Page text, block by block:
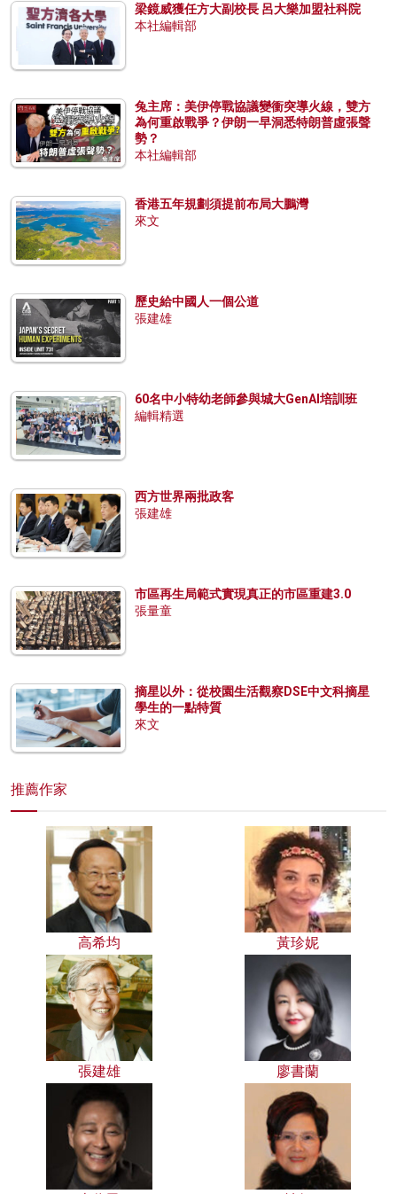
梁鏡威獲任方大副校長 呂大樂加盟社科院
本社編輯部
兔主席：美伊停戰協議變衝突導火線，雙方
為何重啟戰爭？伊朗一早洞悉特朗普虛張聲
勢？
本社編輯部
香港五年規劃須提前布局大鵬灣
來文
歷史給中國人一個公道
張建雄
60名中小特幼老師參與城大GenAI培訓班
編輯精選
西方世界兩批政客
張建雄
市區再生局範式實現真正的市區重建3.0
張量童
摘星以外：從校園生活觀察DSE中文科摘星
學生的一點特質
來文
推薦作家
高希均 黃珍妮
張建雄 廖書蘭